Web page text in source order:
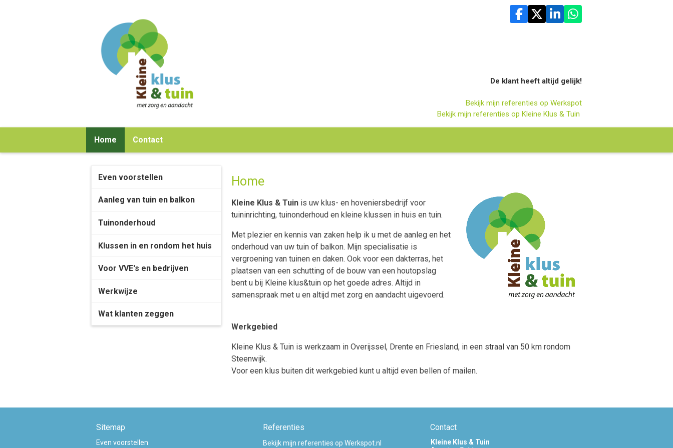
De klant heeft altijd gelijk!
Bekijk mijn referenties op Werkspot
Bekijk mijn referenties op Kleine Klus & Tuin
Home Contact
Home
Kleine Klus & Tuin is uw klus- en hoveniersbedrijf voor
tuininrichting, tuinonderhoud en kleine klussen in huis en tuin.
Met plezier en kennis van zaken help ik u met de aanleg en het
onderhoud van uw tuin of balkon. Mijn specialisatie is
vergroening van tuinen en daken. Ook voor een dakterras, het
plaatsen van een schutting of de bouw van een houtopslag
bent u bij Kleine klus&tuin op het goede adres. Altijd in
samenspraak met u en altijd met zorg en aandacht uigevoerd.
Werkgebied
Kleine Klus & Tuin is werkzaam in Overijssel, Drente en Friesland, in een straal van 50 km rondom
Steenwijk.
Voor een klus buiten dit werkgebied kunt u altijd even bellen of mailen.
Even voorstellen
Aanleg van tuin en balkon
Tuinonderhoud
Klussen in en rondom het huis
Voor VVE's en bedrijven
Werkwijze
Wat klanten zeggen
Sitemap
Even voorstellen
Referenties
Bekijk mijn referenties op Werkspot.nl
Contact
Kleine Klus & Tuin